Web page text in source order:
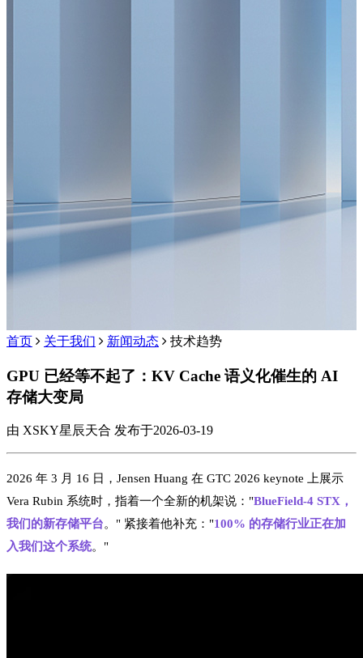
首页 关于我们 新闻动态 技术趋势
GPU 已经等不起了：KV Cache 语义化催生的 AI
存储大变局
由 XSKY星辰天合 发布于2026-03-19
2026 年 3 月 16 日，Jensen Huang 在 GTC 2026 keynote 上展示
Vera Rubin 系统时，指着一个全新的机架说："BlueField-4 STX，
我们的新存储平台。" 紧接着他补充："100% 的存储行业正在加
入我们这个系统。"